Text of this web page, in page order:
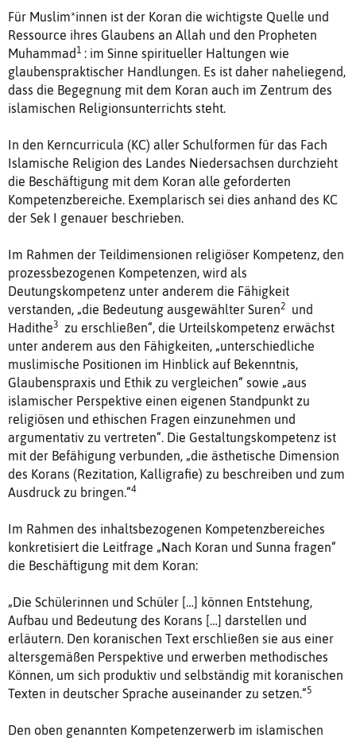
Für Muslim*innen ist der Koran die wichtigste Quelle und
Ressource ihres Glaubens an Allah und den Propheten
Muhammad1 : im Sinne spiritueller Haltungen wie
glaubenspraktischer Handlungen. Es ist daher naheliegend,
dass die Begegnung mit dem Koran auch im Zentrum des
islamischen Religionsunterrichts steht.
In den Kerncurricula (KC) aller Schulformen für das Fach
Islamische Religion des Landes Niedersachsen durchzieht
die Beschäftigung mit dem Koran alle geforderten
Kompetenzbereiche. Exemplarisch sei dies anhand des KC
der Sek I genauer beschrieben.
Im Rahmen der Teildimensionen religiöser Kompetenz, den
prozessbezogenen Kompetenzen, wird als
Deutungskompetenz unter anderem die Fähigkeit
verstanden, „die Bedeutung ausgewählter Suren2
und
Hadithe3 zu erschließen“, die Urteilskompetenz erwächst
unter anderem aus den Fähigkeiten, „unterschiedliche
muslimische Positionen im Hinblick auf Bekenntnis,
Glaubenspraxis und Ethik zu vergleichen“ sowie „aus
islamischer Perspektive einen eigenen Standpunkt zu
religiösen und ethischen Fragen einzunehmen und
argumentativ zu vertreten“. Die Gestaltungskompetenz ist
mit der Befähigung verbunden, „die ästhetische Dimension
des Korans (Rezitation, Kalligrafie) zu beschreiben und zum
Ausdruck zu bringen.“4
Im Rahmen des inhaltsbezogenen Kompetenzbereiches
konkretisiert die Leitfrage „Nach Koran und Sunna fragen“
die Beschäftigung mit dem Koran:
„Die Schülerinnen und Schüler […] können Entstehung,
Aufbau und Bedeutung des Korans […] darstellen und
erläutern. Den koranischen Text erschließen sie aus einer
altersgemäßen Perspektive und erwerben methodisches
Können, um sich produktiv und selbständig mit koranischen
Texten in deutscher Sprache auseinander zu setzen.“5
Den oben genannten Kompetenzerwerb im islamischen